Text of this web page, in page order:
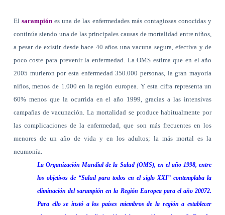
El sarampión es una de las enfermedades más contagiosas conocidas y
continúa siendo una de las principales causas de mortalidad entre niños,
a pesar de existir desde hace 40 años una vacuna segura, efectiva y de
poco coste para prevenirla enfermedad. La OMS estima que en el año
2005 murieron por esta enfermedad 350.000 personas, la gran mayoría
niños, menos de 1.000 en la región europea. Y esta cifra representa un
60% menos que la ocurrida en el año 1999, gracias a las intensivas
campañas de vacunación. La mortalidad se produce habitualmente por
las complicaciones de la enfermedad, que son más frecuentes en los
menores de un año de vida y en los adultos; la más mortal es la
neumonía.
La Organización Mundialde la Salud (OMS), en el año 1998, entre
los objetivos de “Salud para todos en el siglo XXI” contemplaba la
eliminación del sarampión enla Región Europeapara el año 20072.
Para ello se instó a los países miembros de la región a establecer